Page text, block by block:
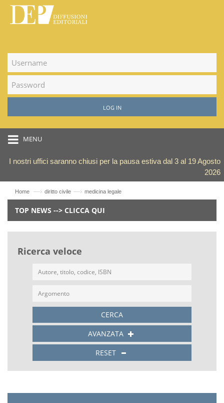
LOG IN
MENU
I nostri uffici saranno chiusi per la pausa estiva dal 3 al 19 Agosto
2026
Home —› diritto civile —› medicina legale
TOP NEWS --> CLICCA QUI
Ricerca veloce
CERCA
AVANZATA
RESET